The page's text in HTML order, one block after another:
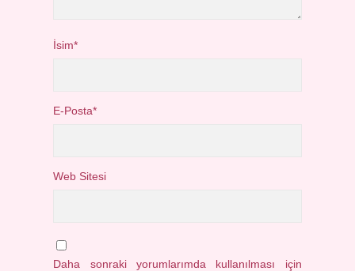
İsim*
E-Posta*
Web Sitesi
Daha sonraki yorumlarımda kullanılması için